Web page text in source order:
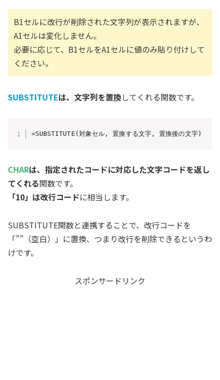
B1セルに改行が削除された文字列が表示されますが、
A1セルは変化しません。
必要に応じて、B1セルをA1セルに値のみ貼り付けして
ください。
SUBSTITUTEは、文字列を置換してくれる関数です。
=SUBSTITUTE(対象セル, 置換する文字, 置換後の文字)
CHARは、指定されたコードに対応した文字コードを返し
てくれる関数です。
「10」は改行コードに相当します。
SUBSTITUTE関数と連携することで、改行コードを
「””（空白）」に置換、つまり改行を削除できるというわ
けです。
スポンサードリンク